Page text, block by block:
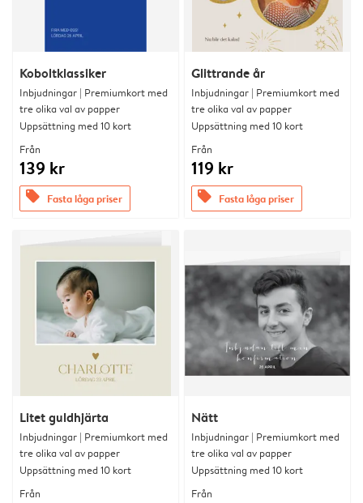
Koboltklassiker
Inbjudningar | Premiumkort med
tre olika val av papper
Uppsättning med 10 kort
Från
139 kr
offers Fasta låga priser
Glittrande år
Inbjudningar | Premiumkort med
tre olika val av papper
Uppsättning med 10 kort
Från
119 kr
offers Fasta låga priser
Litet guldhjärta
Inbjudningar | Premiumkort med
tre olika val av papper
Uppsättning med 10 kort
Från
Nätt
Inbjudningar | Premiumkort med
tre olika val av papper
Uppsättning med 10 kort
Från